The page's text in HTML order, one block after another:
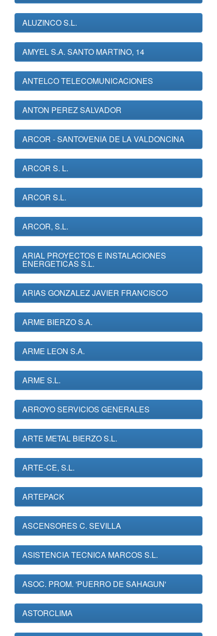
ALUZINCO S.L.
AMYEL S.A. SANTO MARTINO, 14
ANTELCO TELECOMUNICACIONES
ANTON PEREZ SALVADOR
ARCOR - SANTOVENIA DE LA VALDONCINA
ARCOR S. L.
ARCOR S.L.
ARCOR, S.L.
ARIAL PROYECTOS E INSTALACIONES
ENERGETICAS S.L.
ARIAS GONZALEZ JAVIER FRANCISCO
ARME BIERZO S.A.
ARME LEON S.A.
ARME S.L.
ARROYO SERVICIOS GENERALES
ARTE METAL BIERZO S.L.
ARTE-CE, S.L.
ARTEPACK
ASCENSORES C. SEVILLA
ASISTENCIA TECNICA MARCOS S.L.
ASOC. PROM. 'PUERRO DE SAHAGUN'
ASTORCLIMA